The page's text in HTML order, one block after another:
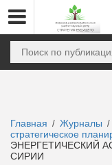
Главная / Журналы /
стратегическое
ЭНЕРГЕТИЧЕСКИЙ
СИРИИ